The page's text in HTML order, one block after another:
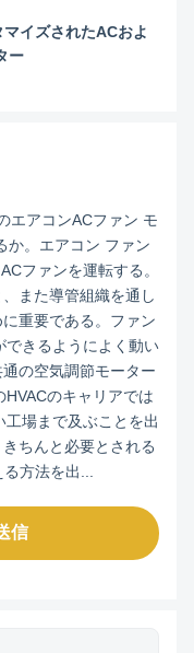
イズされたACおよ
ー
エアコンACファン モ
か。エアコン ファン
ファンを運転する。
また導管組織を通し
重要である。ファン
できるようによく動い
の空気調節モーター
のキャリアでは
場まで及ぶことを出
ちんと必要とされる
方法を出...
信